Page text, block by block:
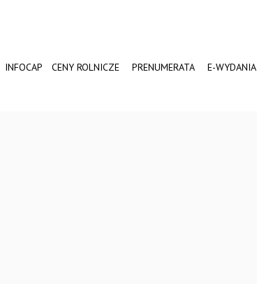
INFOCAP CENY ROLNICZE PRENUMERATA E-WYDANIA